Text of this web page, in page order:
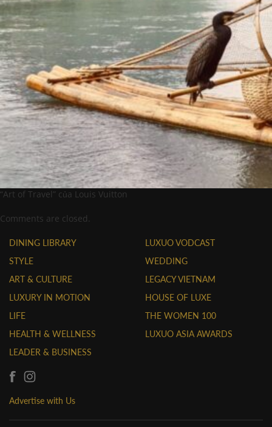
“Art of Travel” của Louis Vuitton
Comments are closed.
DINING LIBRARY
STYLE
ART & CULTURE
LUXURY IN MOTION
LIFE
HEALTH & WELLNESS
LEADER & BUSINESS
LUXUO VODCAST
WEDDING
LEGACY VIETNAM
HOUSE OF LUXE
THE WOMEN 100
LUXUO ASIA AWARDS
Advertise with Us